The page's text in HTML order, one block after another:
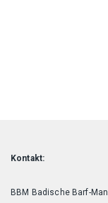
Kontakt:
BBM Badische Barf-